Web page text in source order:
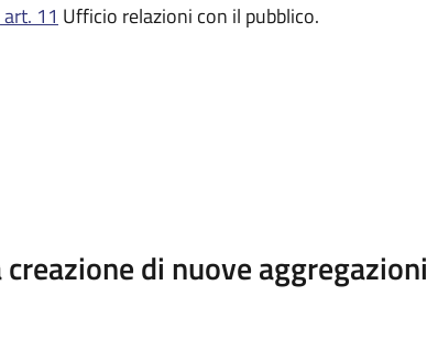
11 Ufficio relazioni con il pubblico.
di nuove aggregazioni